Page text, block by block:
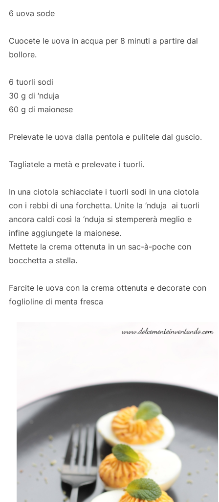
6 uova sode
Cuocete le uova in acqua per 8 minuti a partire dal
bollore.
6 tuorli sodi
30 g di ‘nduja
60 g di maionese
Prelevate le uova dalla pentola e pulitele dal guscio.
Tagliatele a metà e prelevate i tuorli.
In una ciotola schiacciate i tuorli sodi in una ciotola
con i rebbi di una forchetta. Unite la ‘nduja ai tuorli
ancora caldi così la ‘nduja si stempererà meglio e
infine aggiungete la maionese.
Mettete la crema ottenuta in un sac-à-poche con
bocchetta a stella.
Farcite le uova con la crema ottenuta e decorate con
foglioline di menta fresca